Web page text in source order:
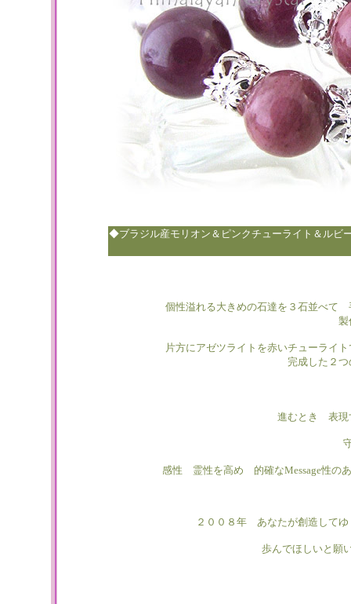
◆ブラジル産モリオン＆ピンクチューライト＆ルビ
個性溢れる大きめの石達を３石並べて
製
片方にアゼツライトを赤いチューライ
完成した２
進むとき 表現
感性 霊性を高め 的確なMessage性の
２００８年 あなたが創造してゆ
歩んでほしいと願